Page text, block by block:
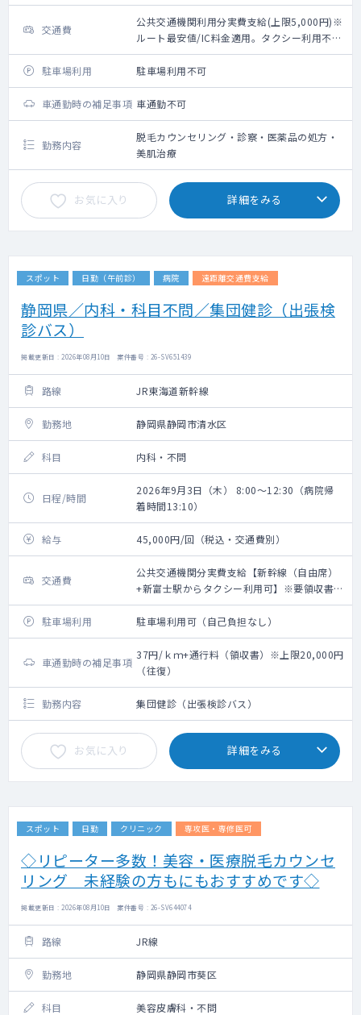
交通費
公共交通機関利用分実費支給(上限5,000円)※
ルート最安値/IC料金適用。タクシー利用不
可。
駐車場利用
駐車場利用不可
車通勤時の補足事項 車通勤不可
勤務内容
脱毛カウンセリング・診察・医薬品の処方・
美肌治療
お気に入り 詳細をみる
スポット 日勤（午前診） 病院 遠距離交通費支給
静岡県／内科・科目不問／集団健診（出張検
診バス）
掲載更新日 : 2026年08月10日 案件番号 : 26-SV651439
路線 JR東海道新幹線
勤務地 静岡県静岡市清水区
科目 内科・不問
日程/時間
2026年9月3日（木） 8:00～12:30（病院帰
着時間13:10）
給与 45,000円/回（税込・交通費別）
交通費
公共交通機関分実費支給【新幹線（自由席）
+新富士駅からタクシー利用可】※要領収書・
上限20,000円（往復）
駐車場利用
駐車場利用可（自己負担なし）
車通勤時の補足事項
37円/ｋｍ+通行料（領収書）※上限20,000円
（往復）
勤務内容 集団健診（出張検診バス）
お気に入り 詳細をみる
スポット 日勤 クリニック 専攻医・専修医可
◇リピーター多数！美容・医療脱毛カウンセ
リング 未経験の方もにもおすすめです◇
掲載更新日 : 2026年08月10日 案件番号 : 26-SV644074
路線 JR線
勤務地 静岡県静岡市葵区
科目 美容皮膚科・不問